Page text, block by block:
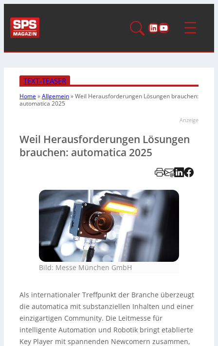
LinkedIn
YouTube
TEXT-TEASER
Home»Allgemein»Weil Herausforderungen Lösungen brauchen:
automatica 2025
Anzeige
Weil Herausforderungen Lösungen
brauchen: automatica 2025
Bild: Messe München GmbH
Als internationaler Treffpunkt der Branche überzeugt
die automatica mit substanziellen Inhalten und einer
einzigartigen Community. Die Leitmesse für
intelligente Automation und Robotik bringt etablierte
Key Player mit spannenden Newcomern zusammen,